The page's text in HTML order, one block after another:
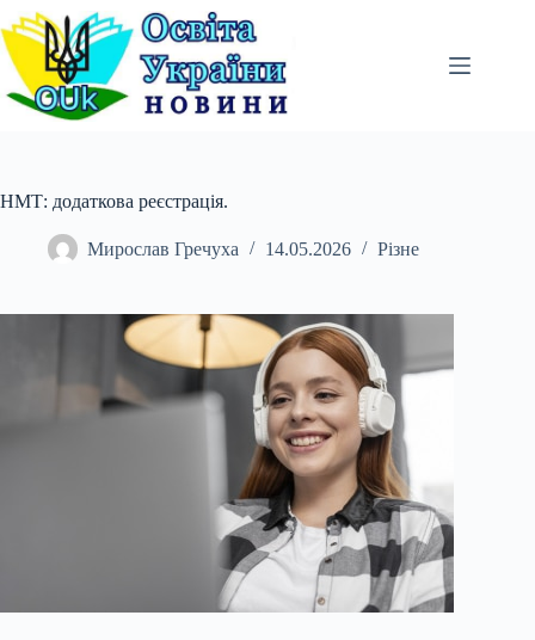
Перейти
до
вмісту
НМТ: додаткова реєстрація.
Мирослав Гречуха 14.05.2026 Різне